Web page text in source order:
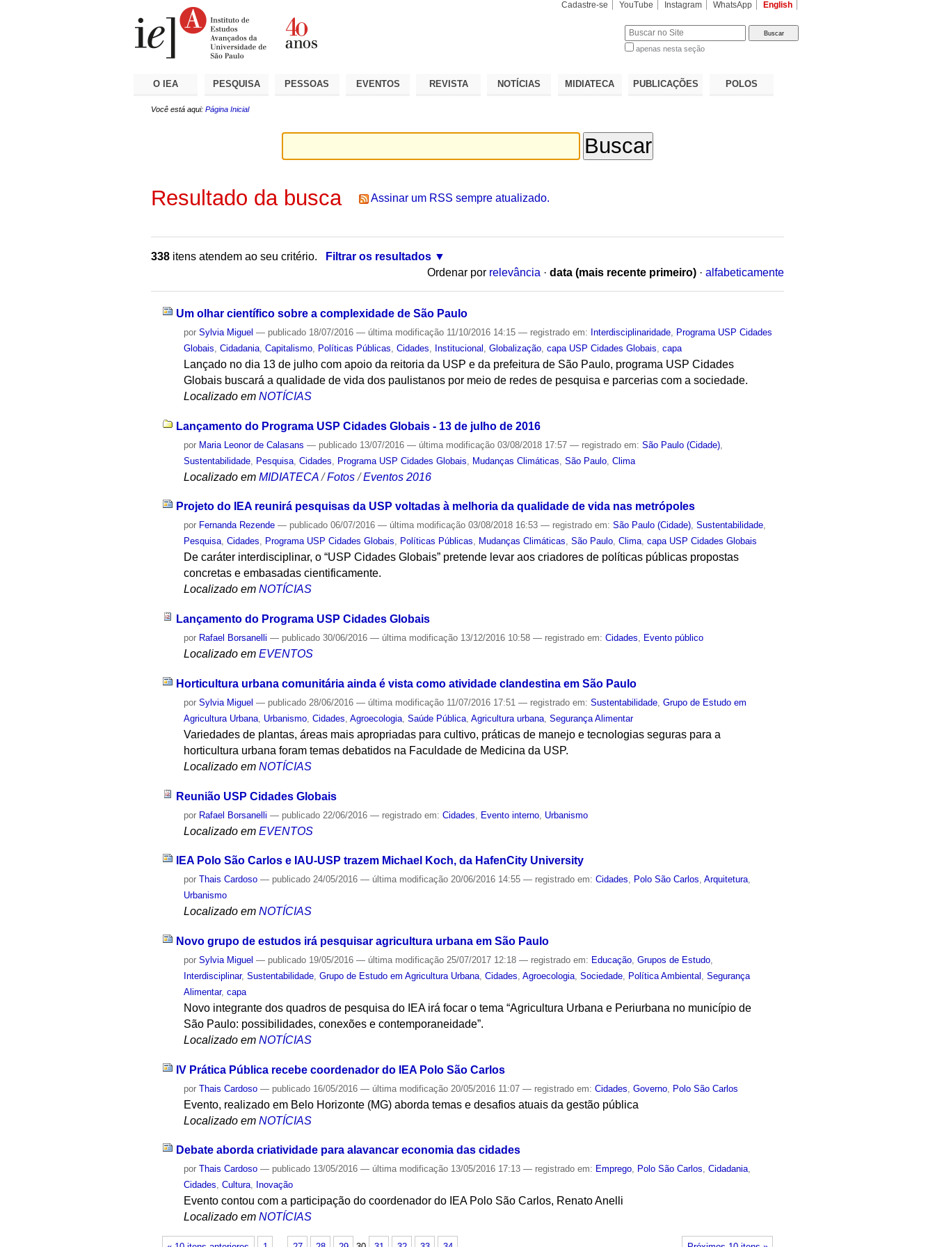
Cadastre-se YouTube Instagram WhatsApp English
apenas nesta seção
O IEA PESQUISA PESSOAS EVENTOS REVISTA NOTÍCIAS MIDIATECA PUBLICAÇÕES POLOS
Você está aqui: Página Inicial
Resultado da busca Assinar um RSS sempre atualizado.
338 itens atendem ao seu critério.
Filtrar os resultados
Ordenar por relevância · data (mais recente primeiro) · alfabeticamente
Um olhar científico sobre a complexidade de São Paulo
porSylvia Miguel — publicado 18/07/2016— última modificação 11/10/2016 14:15— registrado em: Interdisciplinaridade
Programa USP Cidades
Globais ,Cidadania ,Capitalismo Políticas Públicas ,Cidades Institucional ,Globalização ,capa USP Cidades Globais ,capa
Lançado no dia 13 de julho com apoio da reitoria da USP e da prefeitura de São Paulo, programa USP Cidades
Globais buscará a qualidade de vida dos paulistanos por meio de redes de pesquisa e parcerias com a sociedade.
Localizado em NOTÍCIAS
Lançamento do Programa USP Cidades Globais - 13 de julho de 2016
por Maria Leonor de Calasans — publicado 13/07/2016— última modificação 03/08/2018 17:57— registrado em:São Paulo (Cidade)
Sustentabilidade Pesquisa ,Cidades Programa USP Cidades Globais Mudanças Climáticas ,São Paulo ,Clima
Localizado em MIDIATECA /Fotos /Eventos 2016
Projeto do IEA reunirá pesquisas da USP voltadas à melhoria da qualidade de vida nas metrópoles
por Fernanda Rezende — publicado 06/07/2016— última modificação 03/08/2018 16:53— registrado em:São Paulo (Cidade),Sustentabilidade,
Pesquisa,Cidades, Programa USP Cidades Globais, Políticas Públicas, Mudanças Climáticas,São Paulo,Clima,capa USP Cidades Globais
De caráter interdisciplinar, o “USP Cidades Globais” pretende levar aos criadores de políticas públicas propostas
concretas e embasadas cientificamente.
Localizado em NOTÍCIAS
Lançamento do Programa USP Cidades Globais
por Rafael Borsanelli — publicado 30/06/2016— última modificação 13/12/2016 10:58— registrado em:Cidades, Evento público
Localizado em EVENTOS
Horticultura urbana comunitária ainda é vista como atividade clandestina em São Paulo
porSylvia Miguel — publicado 28/06/2016— última modificação 11/07/2016 17:51— registrado em:Sustentabilidade ,Grupo de Estudo em
Agricultura Urbana Urbanismo ,Cidades ,Agroecologia ,Saúde Pública ,Agricultura urbana ,Segurança Alimentar
Variedades de plantas, áreas mais apropriadas para cultivo, práticas de manejo e tecnologias seguras para a
horticultura urbana foram temas debatidos na Faculdade de Medicina da USP.
Localizado em NOTÍCIAS
Reunião USP Cidades Globais
por Rafael Borsanelli — publicado 22/06/2016— registrado em:Cidades Evento interno Urbanismo
Localizado em EVENTOS
IEA Polo São Carlos e IAU-USP trazem Michael Koch, da HafenCity University
porThais Cardoso — publicado 24/05/2016— última modificação 20/06/2016 14:55— registrado em:Cidades, Polo São Carlos,Arquitetura,
Urbanismo
Localizado em NOTÍCIAS
Novo grupo de estudos irá pesquisar agricultura urbana em São Paulo
porSylvia Miguel — publicado 19/05/2016— última modificação 25/07/2017 12:18— registrado em: Educação ,Grupos de Estudo
Interdisciplinar,Sustentabilidade ,Grupo de Estudo em Agricultura Urbana ,Cidades ,Agroecologia ,Sociedade Política Ambiental ,Segurança
Alimentar,capa
Novo integrante dos quadros de pesquisa do IEA irá focar o tema “Agricultura Urbana e Periurbana no município de
São Paulo: possibilidades, conexões e contemporaneidade”.
Localizado em NOTÍCIAS
IV Prática Pública recebe coordenador do IEA Polo São Carlos
porThais Cardoso — publicado 16/05/2016— última modificação 20/05/2016 11:07— registrado em:Cidades ,Governo Polo São Carlos
Evento, realizado em Belo Horizonte (MG) aborda temas e desafios atuais da gestão pública
Localizado em NOTÍCIAS
Debate aborda criatividade para alavancar economia das cidades
porThais Cardoso — publicado 13/05/2016— última modificação 13/05/2016 17:13— registrado em: Emprego, Polo São Carlos,Cidadania,
Cidades,Cultura, Inovação
Evento contou com a participação do coordenador do IEA Polo São Carlos, Renato Anelli
Localizado em NOTÍCIAS